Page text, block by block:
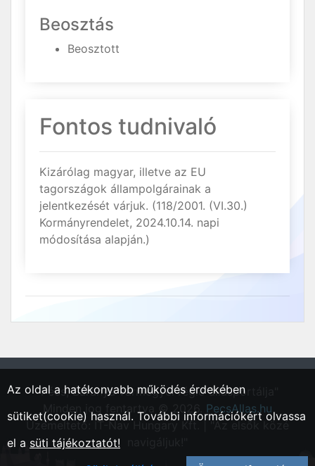
Beosztás
Beosztott
Fontos tudnivaló
Kizárólag magyar, illetve az EU
tagországok állampolgárainak a
jelentkezését várjuk. (118/2001. (VI.30.)
Kormányrendelet, 2024.10.14. napi
módosítása alapján.)
"Pécs, Baranya vármegyei régió állásportálja"
Minden jog fentartva © 2026. PecsAllas.hu
Üzemeltető: IT-Nav Hungary Kft. | "Az elsők közé
Az oldal a hatékonyabb működés érdekében
sütiket(cookie) használ. További információkért olvassa
el a süti tájékoztatót!